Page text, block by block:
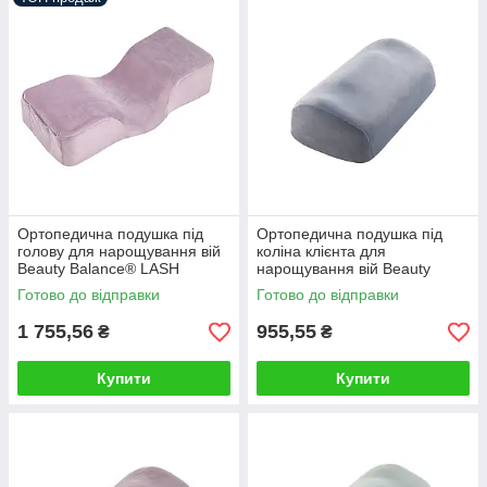
Ортопедична подушка під
голову для нарощування вій
Beauty Balance® LASH
фіолетовий
Готово до відправки
1 755,56 ₴
Купити
Ортопедична подушка під
коліна клієнта для
нарощування вій Beauty
Balance® LASH блакитний
Готово до відправки
955,55 ₴
Купити